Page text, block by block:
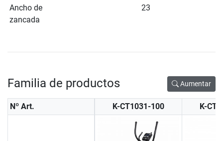
Ancho de
zancada
23
Familia de productos Aumentar
Nº Art. K-CT1031-100 K-